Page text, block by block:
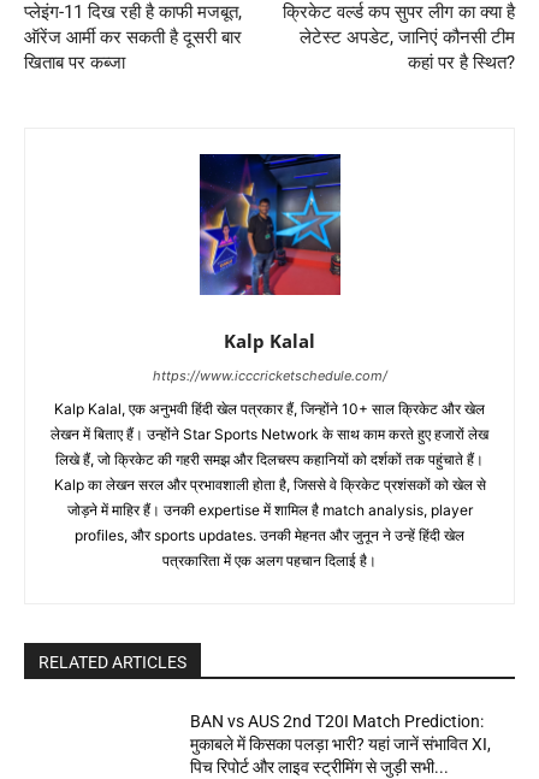
प्लेइंग-11 दिख रही है काफी मजबूत,
ऑरेंज आर्मी कर सकती है दूसरी बार
खिताब पर कब्जा
क्रिकेट वर्ल्ड कप सुपर लीग का क्या है
लेटेस्ट अपडेट, जानिएं कौनसी टीम
कहां पर है स्थित?
Kalp Kalal
https://www.icccricketschedule.com/
Kalp Kalal, एक अनुभवी हिंदी खेल पत्रकार हैं, जिन्होंने 10+ साल क्रिकेट और खेल
लेखन में बिताए हैं। उन्होंने Star Sports Network के साथ काम करते हुए हजारों लेख
लिखे हैं, जो क्रिकेट की गहरी समझ और दिलचस्प कहानियों को दर्शकों तक पहुंचाते हैं।
Kalp का लेखन सरल और प्रभावशाली होता है, जिससे वे क्रिकेट प्रशंसकों को खेल से
जोड़ने में माहिर हैं। उनकी expertise में शामिल है match analysis, player
profiles, और sports updates. उनकी मेहनत और जुनून ने उन्हें हिंदी खेल
पत्रकारिता में एक अलग पहचान दिलाई है।
RELATED ARTICLES
BAN vs AUS 2nd T20I Match Prediction:
मुकाबले में किसका पलड़ा भारी? यहां जानें संभावित XI,
पिच रिपोर्ट और लाइव स्ट्रीमिंग से जुड़ी सभी...